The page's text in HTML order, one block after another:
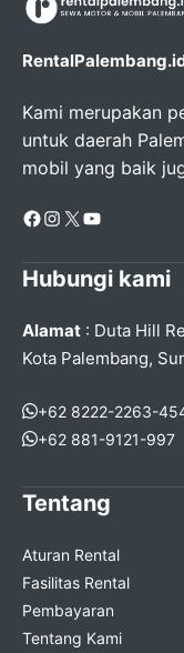
Kami merupakan
untuk daerah
mobil yang baik
Facebook
Instagram
X YouTube
Hubungi kami
Alamat : Duta Hill
Kota Palembang,
+62 8222-2263-
+62 881-9121-997
Tentang
Aturan Rental
Fasilitas Rental
Pembayaran
Tentang Kami